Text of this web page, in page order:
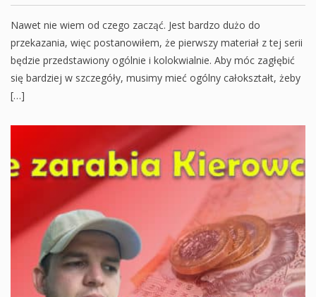
Nawet nie wiem od czego zacząć. Jest bardzo dużo do
przekazania, więc postanowiłem, że pierwszy materiał z tej serii
będzie przedstawiony ogólnie i kolokwialnie. Aby móc zagłębić
się bardziej w szczegóły, musimy mieć ogólny całokształt, żeby
[…]